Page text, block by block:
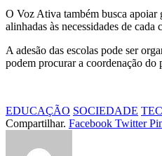
O Voz Ativa também busca apoiar
alinhadas às necessidades de cada
A adesão das escolas pode ser
podem procurar a coordenação do
EDUCAÇÃO SOCIEDADE
Compartilhar. Facebook Twitter